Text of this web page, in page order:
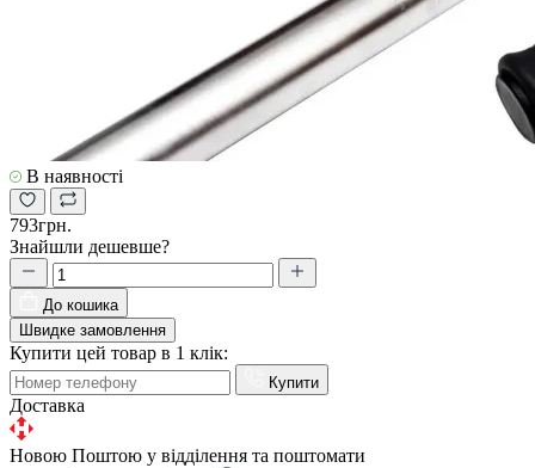
В наявності
793грн.
Знайшли дешевше?
До кошика
Швидке замовлення
Купити цей товар в 1 клік:
Купити
Доставка
Новою Поштою у відділення та поштомати